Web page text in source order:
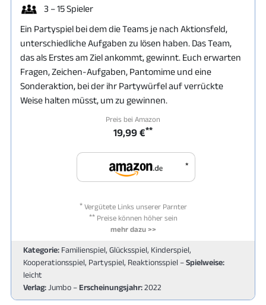
3 – 15 Spieler
Ein Partyspiel bei dem die Teams je nach Aktionsfeld,
unterschiedliche Aufgaben zu lösen haben. Das Team,
das als Erstes am Ziel ankommt, gewinnt. Euch erwarten
Fragen, Zeichen-Aufgaben, Pantomime und eine
Sonderaktion, bei der ihr Partywürfel auf verrückte
Weise halten müsst, um zu gewinnen.
Preis bei Amazon
19,99 €**
*
*Vergütete Links unserer Parnter
**Preise können höher sein
mehr dazu >>
Kategorie: Familienspiel, Glücksspiel, Kinderspiel,
Kooperationsspiel, Partyspiel, Reaktionsspiel –Spielweise:
leicht
Verlag: Jumbo – Erscheinungsjahr:2022